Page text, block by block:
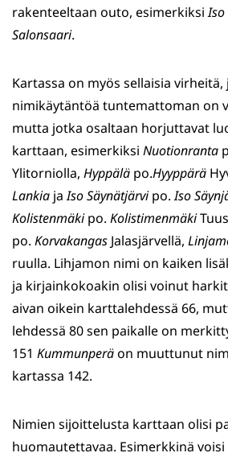
rakenteeltaan outo, esimerkiksiIso
Salonsaari.
Kartassa on myös sellaisia
nimikäytäntöä tunte­mattoman on
mutta jotka osaltaan horjuttavat
karttaan, esimerkiksi Nuotionranta
Ylitorniolla, Hyppälä po.Hyyppä­rä
Lankia jaIso Säynätjärvipo.Iso
Kolistenmäkipo. Kolistimenmäki
po. Korvakangas Jalasjärvellä,
ruulla. Lihjamon nimi on kaiken
ja kirjainkokoa­kin olisi voinut
aivan oikein karttalehdessä 66,
lehdessä 80 sen paikalle on
151 Kummunperäon muuttunut
kartassa 142.
Nimien sijoittelusta karttaan olisi
huomautettavaa. Esimerkkinä